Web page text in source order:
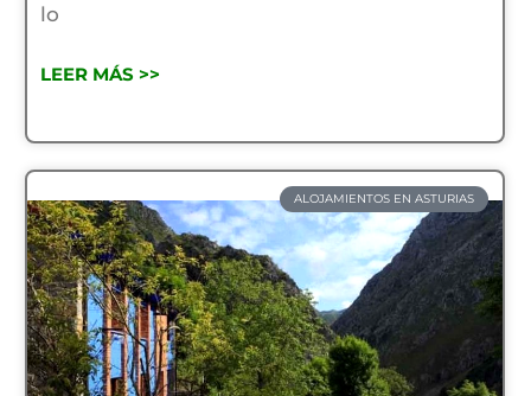
lo
LEER MÁS >>
ALOJAMIENTOS EN ASTURIAS